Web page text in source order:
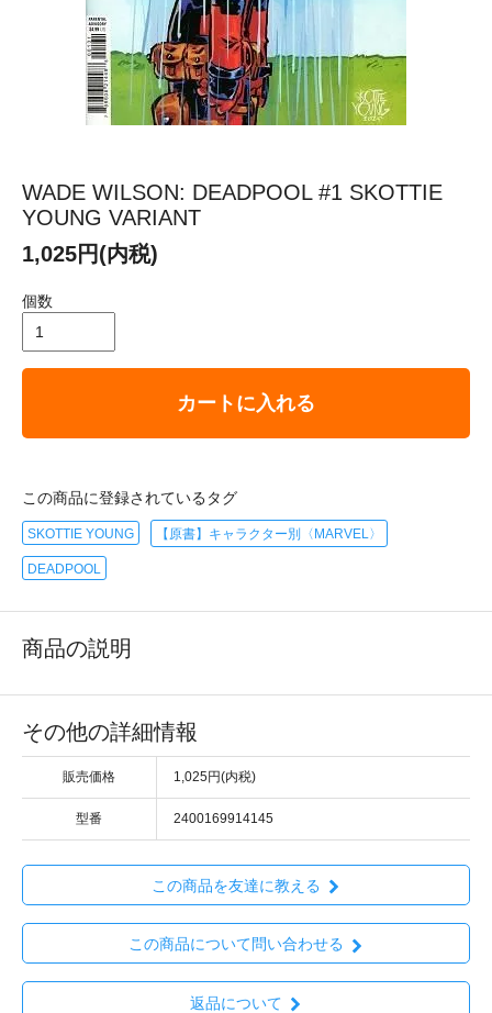
WADE WILSON: DEADPOOL #1 SKOTTIE
YOUNG VARIANT
1,025円(内税)
個数
カートに入れる
この商品に登録されているタグ
SKOTTIE YOUNG 【原書】キャラクター別〈MARVEL〉
DEADPOOL
商品の説明
その他の詳細情報
販売価格 1,025円(内税)
型番 2400169914145
この商品を友達に教える
この商品について問い合わせる
返品について